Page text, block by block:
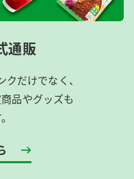
通販
だけでなく、
品やグッズも